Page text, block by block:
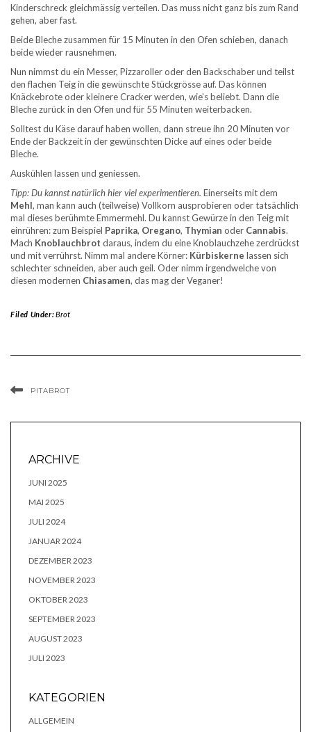
Kinderschreck gleichmässig verteilen. Das muss nicht ganz bis zum Rand
gehen, aber fast.
Beide Bleche zusammen für 15 Minuten in den Ofen schieben, danach
beide wieder rausnehmen.
Nun nimmst du ein Messer, Pizzaroller oder den Backschaber und teilst
den flachen Teig in die gewünschte Stückgrösse auf. Das können
Knäckebrote oder kleinere Cracker werden, wie’s beliebt. Dann die
Bleche zurück in den Ofen und für 55 Minuten weiterbacken.
Solltest du Käse darauf haben wollen, dann streue ihn 20 Minuten vor
Ende der Backzeit in der gewünschten Dicke auf eines oder beide
Bleche.
Auskühlen lassen und geniessen.
Tipp: Du kannst natürlich hier viel experimentieren. Einerseits mit dem
Mehl, man kann auch (teilweise) Vollkorn ausprobieren oder tatsächlich
mal dieses berühmte Emmermehl. Du kannst Gewürze in den Teig mit
einrühren: zum Beispiel Paprika, Oregano, Thymian oder Cannabis.
Mach Knoblauchbrot daraus, indem du eine Knoblauchzehe zerdrückst
und mit verrührst. Nimm mal andere Körner: Kürbiskerne lassen sich
schlechter schneiden, aber auch geil. Oder nimm irgendwelche von
diesen modernen Chiasamen, das mag der Veganer!
Filed Under:Brot
PITABROT
ARCHIVE
JUNI 2025
MAI 2025
JULI 2024
JANUAR 2024
DEZEMBER 2023
NOVEMBER 2023
OKTOBER 2023
SEPTEMBER 2023
AUGUST 2023
JULI 2023
KATEGORIEN
ALLGEMEIN